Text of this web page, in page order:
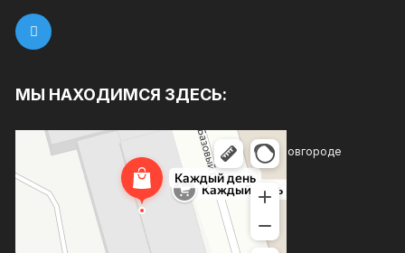
МЫ НАХОДИМСЯ ЗДЕСЬ:
Каждый день
Магазин хозтоваров и бытовой химии в Нижнем Новгороде
Товары для дома в Нижнем Новгороде